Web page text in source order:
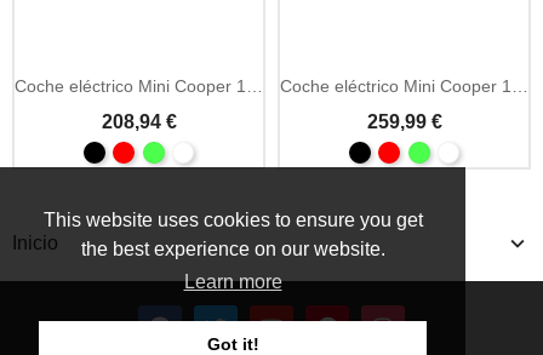
This website uses cookies to ensure you get
the best experience on our website.
Learn more
Got it!
Inicio
208,94 € 259,99 €